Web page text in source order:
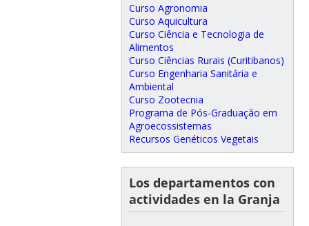
Curso Agronomia
Curso Aquicultura
Curso Ciência e Tecnologia de
Alimentos
Curso Ciências Rurais (Curitibanos)
Curso Engenharia Sanitária e
Ambiental
Curso Zootecnia
Programa de Pós-Graduação em
Agroecossistemas
Recursos Genéticos Vegetais
Los departamentos con
actividades en la Granja